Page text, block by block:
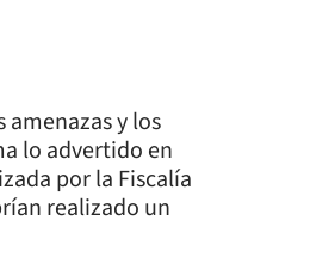
y los
lo advertido en
por la Fiscalía
realizado un